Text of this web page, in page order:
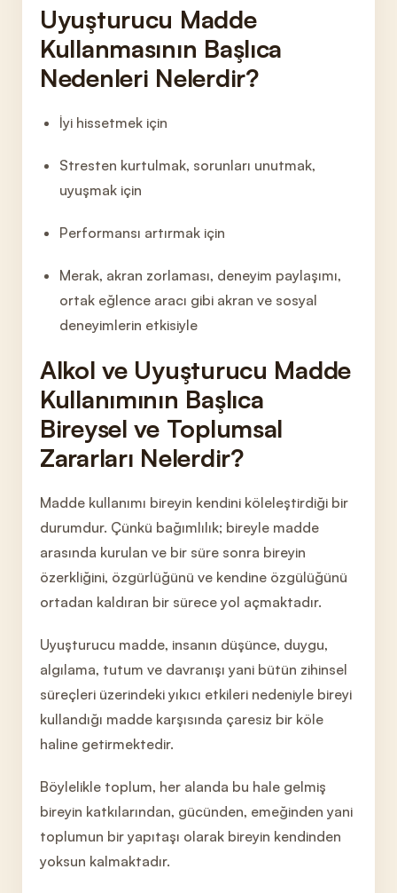
Uyuşturucu Madde
Kullanmasının Başlıca
Nedenleri Nelerdir?
İyi hissetmek için
Stresten kurtulmak, sorunları unutmak,
uyuşmak için
Performansı artırmak için
Merak, akran zorlaması, deneyim paylaşımı,
ortak eğlence aracı gibi akran ve sosyal
deneyimlerin etkisiyle
Alkol ve Uyuşturucu Madde
Kullanımının Başlıca
Bireysel ve Toplumsal
Zararları Nelerdir?
Madde kullanımı bireyin kendini köleleştirdiği bir
durumdur. Çünkü bağımlılık; bireyle madde
arasında kurulan ve bir süre sonra bireyin
özerkliğini, özgürlüğünü ve kendine özgülüğünü
ortadan kaldıran bir sürece yol açmaktadır.
Uyuşturucu madde, insanın düşünce, duygu,
algılama, tutum ve davranışı yani bütün zihinsel
süreçleri üzerindeki yıkıcı etkileri nedeniyle bireyi
kullandığı madde karşısında çaresiz bir köle
haline getirmektedir.
Böylelikle toplum, her alanda bu hale gelmiş
bireyin katkılarından, gücünden, emeğinden yani
toplumun bir yapıtaşı olarak bireyin kendinden
yoksun kalmaktadır.